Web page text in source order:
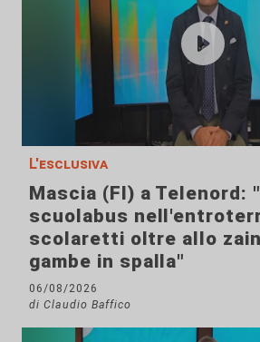
L'esclusiva
Mascia (FI) a Telenord:
scuolabus
scolaretti oltre allo
gambe in spalla"
06/08/2026
di Claudio Baffico